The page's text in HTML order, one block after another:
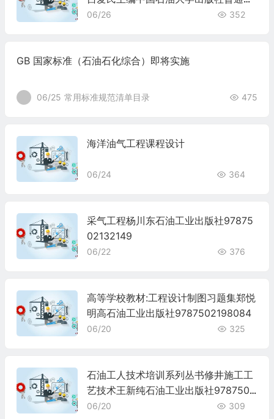
等教育十五国家级规划教材渗流力学97
06/26 352
GB 国家标准（石油石化综合）即将实施
06/25 常用标准规范清单目录 475
海洋油气工程课程设计
06/24 364
采气工程杨川东石油工业出版社97875
02132149
06/22 376
高等学校教材:工程设计制图习题集郑悦
明高石油工业出版社9787502198084
06/20 325
石油工人技术培训系列丛书修井施工工
艺技术王新纯石油工业出版社9787502
150495
06/20 309